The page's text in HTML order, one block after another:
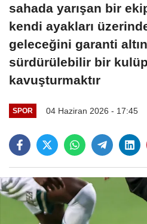
sahada yarışan bir
kendi ayakları
geleceğini garanti
sürdürülebilir bir kulüp
kavuşturmaktır
SPOR 04 Haziran 2026 - 17:45